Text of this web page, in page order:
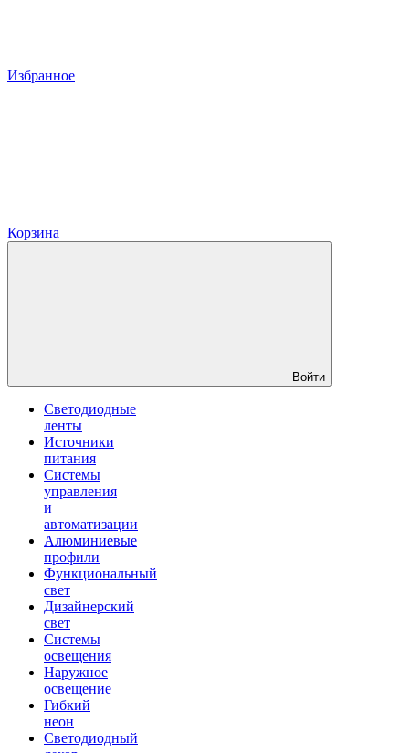
Избранное
Корзина
Войти
Светодиодные
ленты
Источники
питания
Системы
управления
и
автоматизации
Алюминиевые
профили
Функциональный
свет
Дизайнерский
свет
Системы
освещения
Наружное
освещение
Гибкий
неон
Светодиодный